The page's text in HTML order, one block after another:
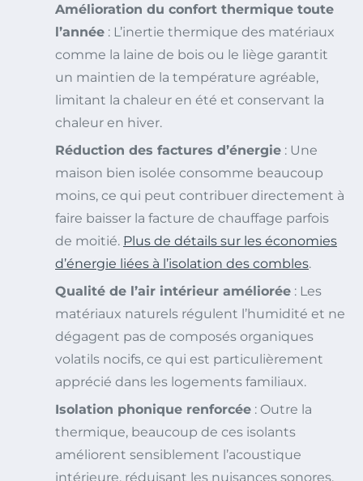
Amélioration du confort thermique toute
l’année : L’inertie thermique des matériaux
comme la laine de bois ou le liège garantit
un maintien de la température agréable,
limitant la chaleur en été et conservant la
chaleur en hiver.
Réduction des factures d’énergie : Une
maison bien isolée consomme beaucoup
moins, ce qui peut contribuer directement à
faire baisser la facture de chauffage parfois
de moitié. Plus de détails sur les économies
d’énergie liées à l’isolation des combles.
Qualité de l’air intérieur améliorée : Les
matériaux naturels régulent l’humidité et ne
dégagent pas de composés organiques
volatils nocifs, ce qui est particulièrement
apprécié dans les logements familiaux.
Isolation phonique renforcée : Outre la
thermique, beaucoup de ces isolants
améliorent sensiblement l’acoustique
intérieure, réduisant les nuisances sonores.